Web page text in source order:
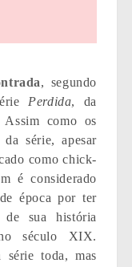
, segundo
Perdida, da
Assim como os
série, apesar
como chick-
é considerado
época por ter
de sua história
século XIX.
série toda, mas